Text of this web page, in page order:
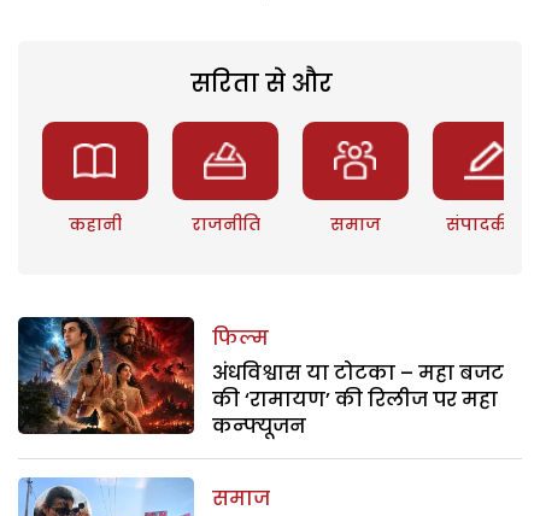
सरिता से और
कहानी राजनीति समाज संपादकीय
फिल्म
अंधविश्वास या टोटका – महा बजट
की ‘रामायण’ की रिलीज पर महा
कन्फ्यूजन
समाज